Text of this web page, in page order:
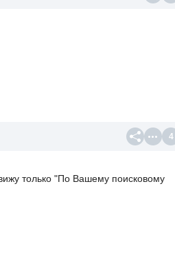
4
только "По Вашему поисковому